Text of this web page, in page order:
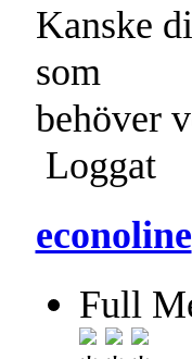
Kanske
som
behöver
Loggat
econoline
Full